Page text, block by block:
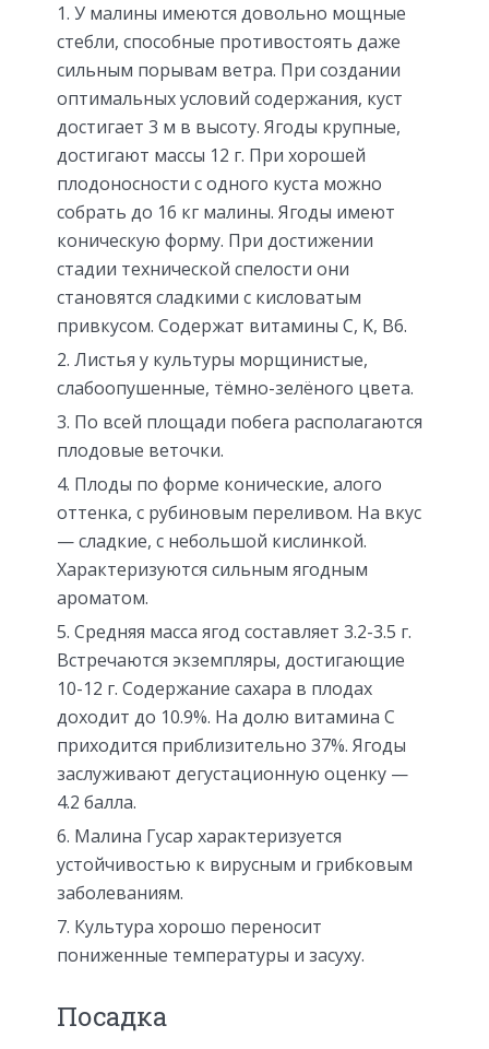
У малины имеются довольно мощные
стебли, способные противостоять даже
сильным порывам ветра. При создании
оптимальных условий содержания, куст
достигает 3 м в высоту. Ягоды крупные,
достигают массы 12 г. При хорошей
плодоносности с одного куста можно
собрать до 16 кг малины. Ягоды имеют
коническую форму. При достижении
стадии технической спелости они
становятся сладкими с кисловатым
привкусом. Содержат витамины C, K, B6.
Листья у культуры морщинистые,
слабоопушенные, тёмно-зелёного цвета.
По всей площади побега располагаются
плодовые веточки.
Плоды по форме конические, алого
оттенка, с рубиновым переливом. На вкус
— сладкие, с небольшой кислинкой.
Характеризуются сильным ягодным
ароматом.
Средняя масса ягод составляет 3.2-3.5 г.
Встречаются экземпляры, достигающие
10-12 г. Содержание сахара в плодах
доходит до 10.9%. На долю витамина C
приходится приблизительно 37%. Ягоды
заслуживают дегустационную оценку —
4.2 балла.
Малина Гусар характеризуется
устойчивостью к вирусным и грибковым
заболеваниям.
Культура хорошо переносит
пониженные температуры и засуху.
Посадка